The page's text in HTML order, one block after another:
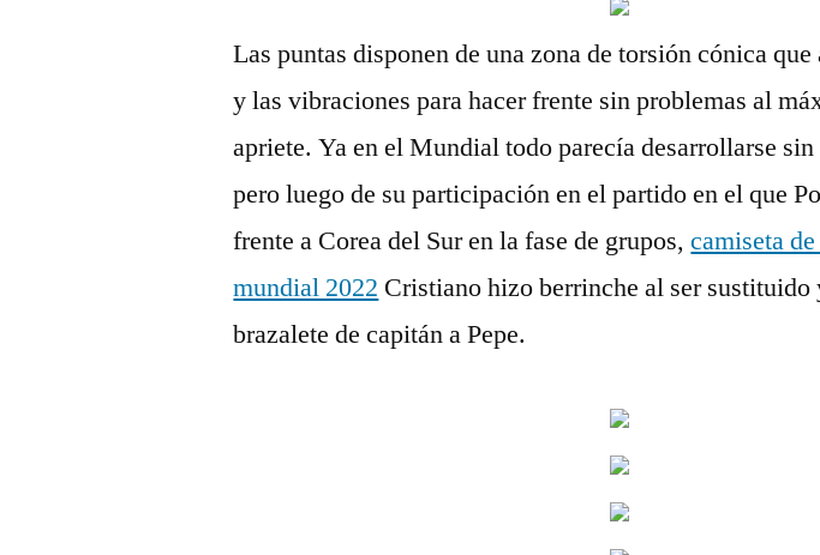
Las puntas disponen de una zona de torsión cónica
y las vibraciones para hacer frente sin problemas al
apriete. Ya en el Mundial todo parecía desarrollarse
pero luego de su participación en el partido en el que
frente a Corea del Sur en la fase de grupos,camiseta
mundial 2022 Cristiano hizo berrinche al ser sustituido
brazalete de capitán a Pepe.